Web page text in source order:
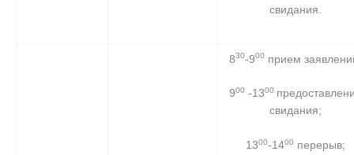
свидания.
830-900 прием
900 -1300
свидания;
1300-1400 перерыв;